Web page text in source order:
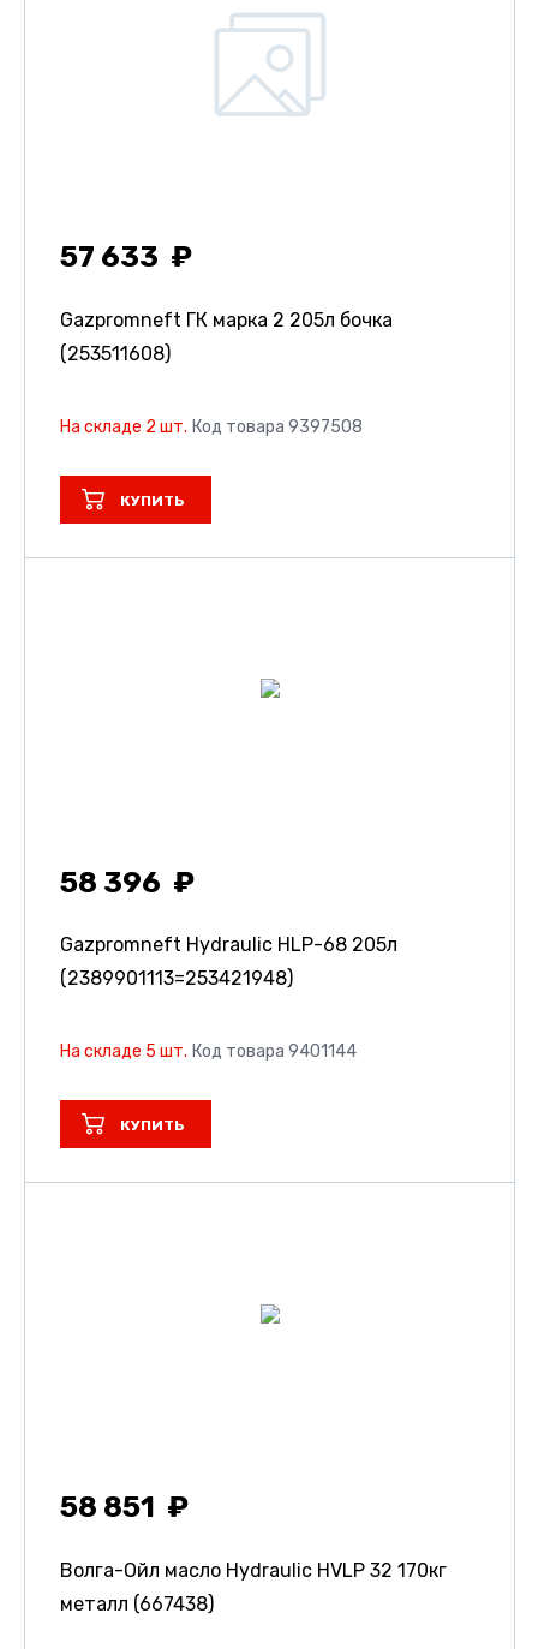
57 633
Gazpromneft ГК марка 2 205л бочка
(253511608)
На складе 2 шт. Код товара 9397508
КУПИТЬ
58 396
Gazpromneft Hydraulic HLP-68 205л
(2389901113=253421948)
На складе 5 шт. Код товара 9401144
КУПИТЬ
58 851
Волга-Ойл масло Hydraulic HVLP 32 170кг
металл (667438)